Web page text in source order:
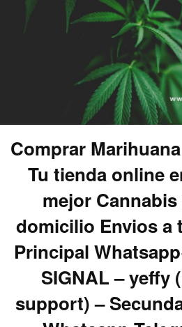
Comprar
Tu tienda online
mejor
domicilio Envios a
Principal
SIGNAL – yeffy
support) –